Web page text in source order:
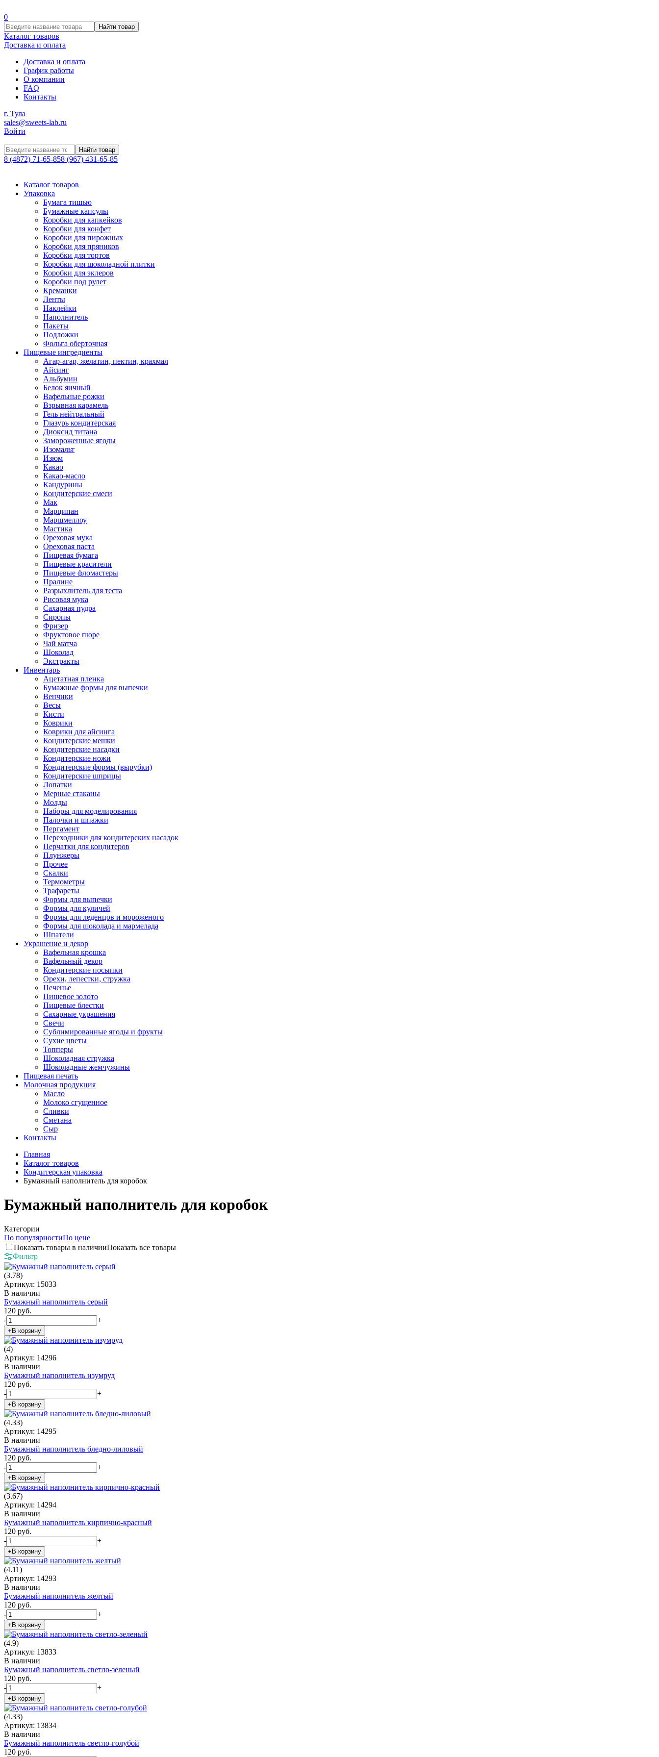
0
Найти товар
Каталог товаров
Доставка и оплата
Доставка и оплата
График работы
О компании
FAQ
Контакты
г. Тула
sales@sweets-lab.ru
Войти
Найти товар
8 (4872) 71-65-858 (967) 431-65-85
Каталог товаров
Упаковка
Бумага тишью
Бумажные капсулы
Коробки для капкейков
Коробки для конфет
Коробки для пирожных
Коробки для пряников
Коробки для тортов
Коробки для шоколадной плитки
Коробки для эклеров
Коробки под рулет
Креманки
Ленты
Наклейки
Наполнитель
Пакеты
Подложки
Фольга оберточная
Пищевые ингредиенты
Агар-агар, желатин, пектин, крахмал
Айсинг
Альбумин
Белок яичный
Вафельные рожки
Взрывная карамель
Гель нейтральный
Глазурь кондитерская
Диоксид титана
Замороженные ягоды
Изомальт
Изюм
Какао
Какао-масло
Кандурины
Кондитерские смеси
Мак
Марципан
Маршмеллоу
Мастика
Ореховая мука
Ореховая паста
Пищевая бумага
Пищевые красители
Пищевые фломастеры
Пралине
Разрыхлитель для теста
Рисовая мука
Сахарная пудра
Сиропы
Фризер
Фруктовое пюре
Чай матча
Шоколад
Экстракты
Инвентарь
Ацетатная пленка
Бумажные формы для выпечки
Венчики
Весы
Кисти
Коврики
Коврики для айсинга
Кондитерские мешки
Кондитерские насадки
Кондитерские ножи
Кондитерские формы (вырубки)
Кондитерские шприцы
Лопатки
Мерные стаканы
Молды
Наборы для моделирования
Палочки и шпажки
Пергамент
Переходники для кондитерских насадок
Перчатки для кондитеров
Плунжеры
Прочее
Скалки
Термометры
Трафареты
Формы для выпечки
Формы для куличей
Формы для леденцов и мороженого
Формы для шоколада и мармелада
Шпатели
Украшение и декор
Вафельная крошка
Вафельный декор
Кондитерские посыпки
Орехи, лепестки, стружка
Печенье
Пищевое золото
Пищевые блестки
Сахарные украшения
Свечи
Сублимированные ягоды и фрукты
Сухие цветы
Топперы
Шоколадная стружка
Шоколадные жемчужины
Пищевая печать
Молочная продукция
Масло
Молоко сгущенное
Сливки
Сметана
Сыр
Контакты
Главная
Каталог товаров
Кондитерская упаковка
Бумажный наполнитель для коробок
Бумажный наполнитель для коробок
Категории
По популярностиПо цене
Показать товары в наличииПоказать все товары
Фильтр
(3.78)
Артикул: 15033
В наличии
Бумажный наполнитель серый
120 руб.
-
+
+В корзину
(4)
Артикул: 14296
В наличии
Бумажный наполнитель изумруд
120 руб.
-
+
+В корзину
(4.33)
Артикул: 14295
В наличии
Бумажный наполнитель бледно-лиловый
120 руб.
-
+
+В корзину
(3.67)
Артикул: 14294
В наличии
Бумажный наполнитель кирпично-красный
120 руб.
-
+
+В корзину
(4.11)
Артикул: 14293
В наличии
Бумажный наполнитель желтый
120 руб.
-
+
+В корзину
(4.9)
Артикул: 13833
В наличии
Бумажный наполнитель светло-зеленый
120 руб.
-
+
+В корзину
(4.33)
Артикул: 13834
В наличии
Бумажный наполнитель светло-голубой
120 руб.